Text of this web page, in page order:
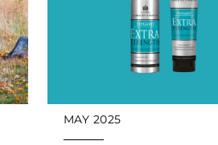
MAY 2025